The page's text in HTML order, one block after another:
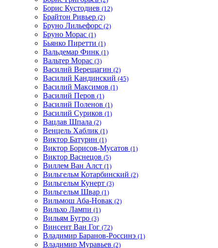
Борис Кустодиев (12)
Брайтон Ривьер (2)
Бруно Лильефорс (2)
Бруно Морас (1)
Бьянко Пиретти (1)
Вальдемар Финк (1)
Вальтер Морас (3)
Василий Верещагин (2)
Василий Кандинский (45)
Василий Максимов (1)
Василий Перов (1)
Василий Поленов (1)
Василий Суриков (1)
Вацлав Шпала (2)
Венцель Хаблик (1)
Виктор Батурин (1)
Виктор Борисов-Мусатов (1)
Виктор Васнецов (5)
Виллем Ван Алст (1)
Вильгельм Котарбинский (2)
Вильгельм Кунерт (3)
Вильгельм Швар (1)
Вильмош Аба-Новак (2)
Вильхо Лампи (1)
Вильям Бугро (3)
Винсент Ван Гог (72)
Владимир Баранов-Россинэ (1)
Владимир Муравьев (2)